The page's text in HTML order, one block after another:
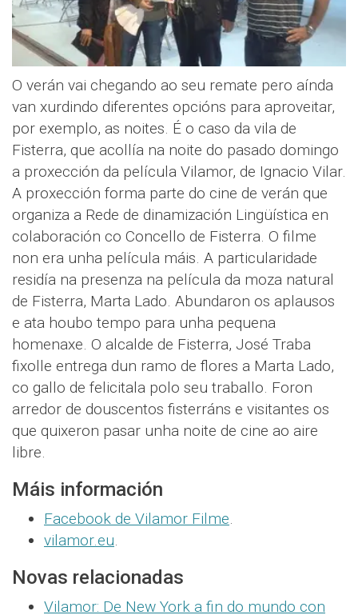
O verán vai chegando ao seu remate pero aínda
van xurdindo diferentes opcións para aproveitar,
por exemplo, as noites. É o caso da vila de
Fisterra, que acollía na noite do pasado domingo
a proxección da película Vilamor, de Ignacio Vilar.
A proxección forma parte do cine de verán que
organiza a Rede de dinamización Lingüística en
colaboración co Concello de Fisterra. O filme
non era unha película máis. A particularidade
residía na presenza na película da moza natural
de Fisterra, Marta Lado. Abundaron os aplausos
e ata houbo tempo para unha pequena
homenaxe. O alcalde de Fisterra, José Traba
fixolle entrega dun ramo de flores a Marta Lado,
co gallo de felicitala polo seu traballo. Foron
arredor de douscentos fisterráns e visitantes os
que quixeron pasar unha noite de cine ao aire
libre.
Máis información
Facebook de Vilamor Filme
vilamor.eu
Novas relacionadas
Vilamor: De New York a fin do mundo con